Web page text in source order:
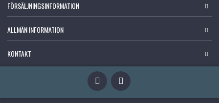
FÖRSÄLJNINGSINFORMATION
ALLMÄN INFORMATION
KONTAKT